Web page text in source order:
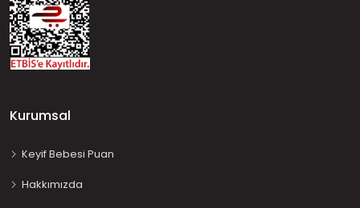
Kurumsal
Keyif Bebesi Puan
Hakkımızda